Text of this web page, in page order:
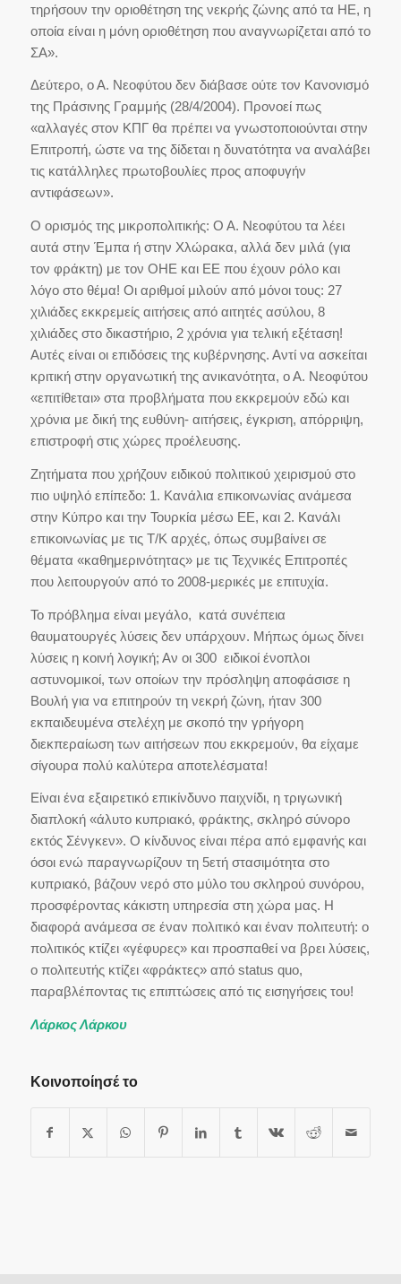
τηρήσουν την οριοθέτηση της νεκρής ζώνης από τα ΗΕ, η
οποία είναι η μόνη οριοθέτηση που αναγνωρίζεται από το
ΣΑ».
Δεύτερο, ο Α. Νεοφύτου δεν διάβασε ούτε τον Κανονισμό
της Πράσινης Γραμμής (28/4/2004). Προνοεί πως
«αλλαγές στον ΚΠΓ θα πρέπει να γνωστοποιούνται στην
Επιτροπή, ώστε να της δίδεται η δυνατότητα να αναλάβει
τις κατάλληλες πρωτοβουλίες προς αποφυγήν
αντιφάσεων».
Ο ορισμός της μικροπολιτικής: Ο Α. Νεοφύτου τα λέει
αυτά στην Έμπα ή στην Χλώρακα, αλλά δεν μιλά (για
τον φράκτη) με τον ΟΗΕ και ΕΕ που έχουν ρόλο και
λόγο στο θέμα! Οι αριθμοί μιλούν από μόνοι τους: 27
χιλιάδες εκκρεμείς αιτήσεις από αιτητές ασύλου, 8
χιλιάδες στο δικαστήριο, 2 χρόνια για τελική εξέταση!
Αυτές είναι οι επιδόσεις της κυβέρνησης. Αντί να ασκείται
κριτική στην οργανωτική της ανικανότητα, ο Α. Νεοφύτου
«επιτίθεται» στα προβλήματα που εκκρεμούν εδώ και
χρόνια με δική της ευθύνη- αιτήσεις, έγκριση, απόρριψη,
επιστροφή στις χώρες προέλευσης.
Ζητήματα που χρήζουν ειδικού πολιτικού χειρισμού στο
πιο υψηλό επίπεδο: 1. Κανάλια επικοινωνίας ανάμεσα
στην Κύπρο και την Τουρκία μέσω ΕΕ, και 2. Κανάλι
επικοινωνίας με τις Τ/Κ αρχές, όπως συμβαίνει σε
θέματα «καθημερινότητας» με τις Τεχνικές Επιτροπές
που λειτουργούν από το 2008-μερικές με επιτυχία.
Το πρόβλημα είναι μεγάλο, κατά συνέπεια
θαυματουργές λύσεις δεν υπάρχουν. Μήπως όμως δίνει
λύσεις η κοινή λογική; Αν οι 300 ειδικοί ένοπλοι
αστυνομικοί, των οποίων την πρόσληψη αποφάσισε η
Βουλή για να επιτηρούν τη νεκρή ζώνη, ήταν 300
εκπαιδευμένα στελέχη με σκοπό την γρήγορη
διεκπεραίωση των αιτήσεων που εκκρεμούν, θα είχαμε
σίγουρα πολύ καλύτερα αποτελέσματα!
Είναι ένα εξαιρετικό επικίνδυνο παιχνίδι, η τριγωνική
διαπλοκή «άλυτο κυπριακό, φράκτης, σκληρό σύνορο
εκτός Σένγκεν». Ο κίνδυνος είναι πέρα από εμφανής και
όσοι ενώ παραγνωρίζουν τη 5ετή στασιμότητα στο
κυπριακό, βάζουν νερό στο μύλο του σκληρού συνόρου,
προσφέροντας κάκιστη υπηρεσία στη χώρα μας. Η
διαφορά ανάμεσα σε έναν πολιτικό και έναν πολιτευτή: ο
πολιτικός κτίζει «γέφυρες» και προσπαθεί να βρει λύσεις,
ο πολιτευτής κτίζει «φράκτες» από status quo,
παραβλέποντας τις επιπτώσεις από τις εισηγήσεις του!
Λάρκος Λάρκου
Κοινοποίησέ το